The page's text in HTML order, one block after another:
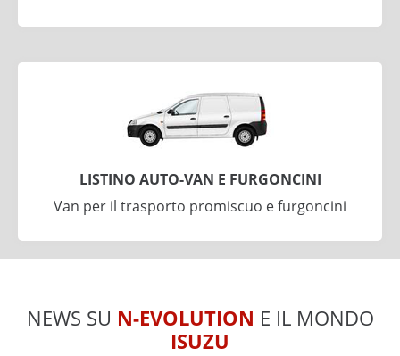
LISTINO AUTO-VAN E FURGONCINI
Van per il trasporto promiscuo e furgoncini
NEWS SU N-EVOLUTION E IL MONDO
ISUZU